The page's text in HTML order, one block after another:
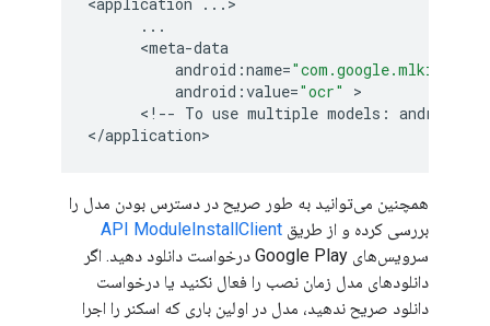
...
      <
meta-data
android :name=
android :value="ocr"
>
      <
! -- To use multiple models : android
</application
همچنین می‌توانید به طور صریح در دسترس بودن مدل را
بررسی کرده و از طریق API ModuleInstallClient
سرویس‌های Google Play درخواست دانلود دهید. اگر
دانلودهای مدل زمان نصب را فعال نکنید یا درخواست
دانلود صریح ندهید، مدل در اولین باری که اسکنر را اجرا